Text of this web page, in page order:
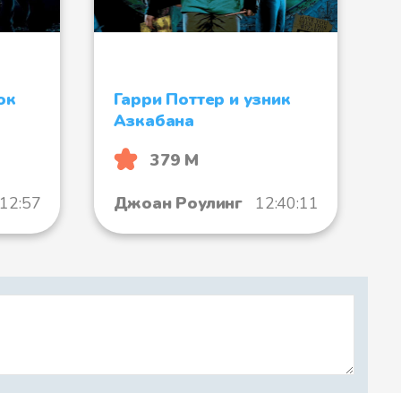
Гарри Поттер и узник
Азкабана
379 М
Джоан Роулинг
12:40:11